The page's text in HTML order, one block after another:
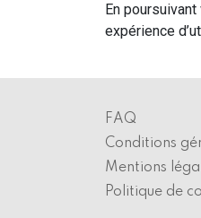
En
expérience
FAQ
Conditions
Mentions
Politique de